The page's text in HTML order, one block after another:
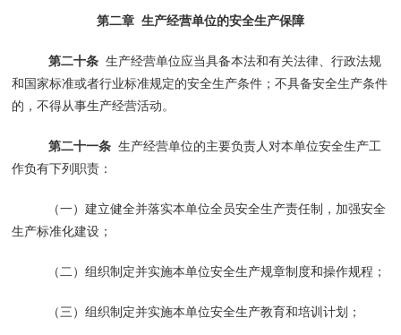
第二章 生产经营单位的安全生产保障
第二十条生产经营单位应当具备本法和有关法律、行政法规
和国家标准或者行业标准规定的安全生产条件；不具备安全生产条件
的，不得从事生产经营活动。
第二十一条生产经营单位的主要负责人对本单位安全生产工
作负有下列职责：
（一）建立健全并落实本单位全员安全生产责任制，加强安全
生产标准化建设；
（二）组织制定并实施本单位安全生产规章制度和操作规程；
（三）组织制定并实施本单位安全生产教育和培训计划；